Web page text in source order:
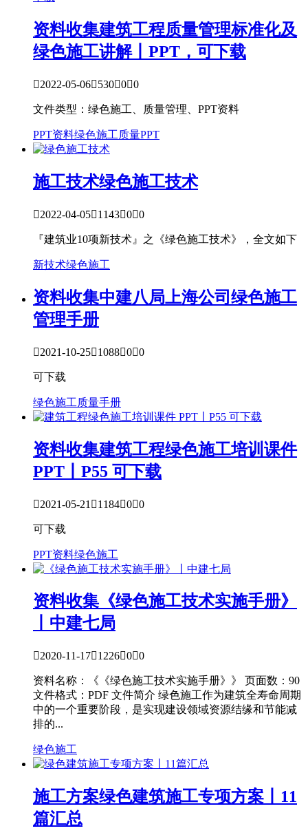
资料收集建筑工程质量管理标准化及
绿色施工讲解丨PPT，可下载
2022-05-0653000
文件类型：绿色施工、质量管理、PPT资料
PPT资料绿色施工质量PPT
施工技术绿色施工技术
2022-04-05114300
『建筑业10项新技术』之《绿色施工技术》，全文如下
新技术绿色施工
资料收集中建八局上海公司绿色施工
管理手册
2021-10-25108800
可下载
绿色施工质量手册
资料收集建筑工程绿色施工培训课件
PPT丨P55 可下载
2021-05-21 118400
可下载
PPT资料绿色施工
资料收集 《绿色施工技术实施手册》
丨中建七局
2020-11-17122600
资料名称：《《绿色施工技术实施手册》》 页面数：90
文件格式：PDF 文件简介 绿色施工作为建筑全寿命周期
中的一个重要阶段，是实现建设领域资源结缘和节能减
排的...
绿色施工
施工方案绿色建筑施工专项方案丨11
篇汇总